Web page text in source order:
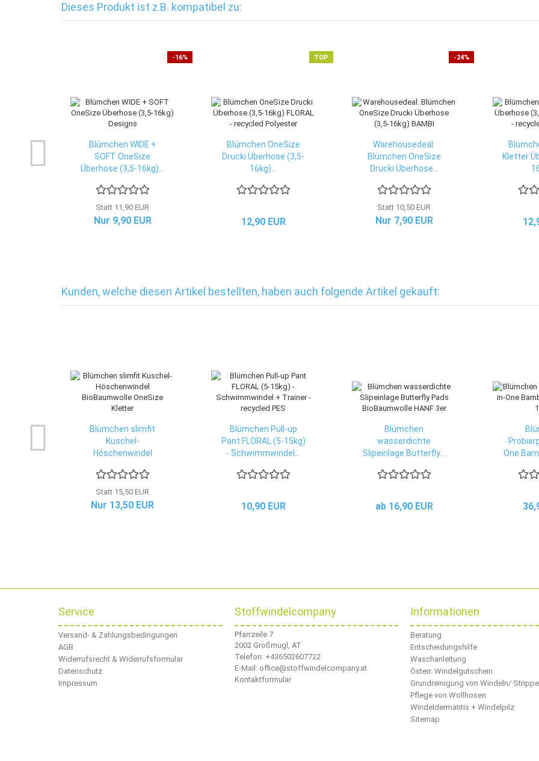
Dieses Produkt ist z.B. kompatibel zu:
-16%
Blümchen WIDE +
SOFT OneSize
Überhose (3,5-16kg)...
Statt 11,90 EUR
Nur 9,90 EUR
TOP
Blümchen OneSize
Drucki Überhose (3,5-
16kg)...
12,90 EUR
-24%
Warehousedeal:
Blümchen OneSize
Drucki Überhose...
Statt 10,50 EUR
Nur 7,90 EUR
Kletter
Kunden, welche diesen Artikel bestellten, haben auch folgende Artikel gekauft:
Blümchen slimfit
Kuschel-
Höschenwindel
Statt 15,50 EUR
Nur 13,50 EUR
Blümchen Pull-up
Pant FLORAL (5-15kg)
- Schwimmwindel...
10,90 EUR
Blümchen
wasserdichte
Slipeinlage Butterfly...
ab 16,90 EUR
One
Service
Versand- & Zahlungsbedingungen
AGB
Widerrufsrecht & Widerrufsformular
Datenschutz
Impressum
Stoffwindelcompany
Pfarrzeile 7
2002 Großmugl, AT
Telefon: +436502607722
E-Mail: office@stoffwindelcompany.at
Kontaktformular
Informationen
Beratung
Entscheidungshilfe
Waschanleitung
Österr. Windelgutschein
Grundreinigung von Windeln/
Pflege von Wollhosen
Windeldermatitis + Windelpilz
Sitemap